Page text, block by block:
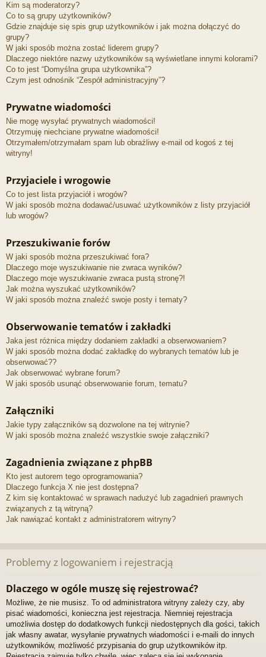
Kim są moderatorzy?
Co to są grupy użytkowników?
Gdzie znajduje się spis grup użytkowników i jak można dołączyć do
grupy?
W jaki sposób można zostać liderem grupy?
Dlaczego niektóre nazwy użytkowników są wyświetlane innymi kolorami?
Co to jest “Domyślna grupa użytkownika”?
Czym jest odnośnik “Zespół administracyjny”?
Prywatne wiadomości
Nie mogę wysyłać prywatnych wiadomości!
Otrzymuję niechciane prywatne wiadomości!
Otrzymałem/otrzymałam spam lub obraźliwy e-mail od kogoś z tej
witryny!
Przyjaciele i wrogowie
Co to jest lista przyjaciół i wrogów?
W jaki sposób można dodawać/usuwać użytkowników z listy przyjaciół
lub wrogów?
Przeszukiwanie forów
W jaki sposób można przeszukiwać fora?
Dlaczego moje wyszukiwanie nie zwraca wyników?
Dlaczego moje wyszukiwanie zwraca pustą stronę?!
Jak można wyszukać użytkowników?
W jaki sposób można znaleźć swoje posty i tematy?
Obserwowanie tematów i zakładki
Jaka jest różnica między dodaniem zakładki a obserwowaniem?
W jaki sposób można dodać zakładkę do wybranych tematów lub je
obserwować??
Jak obserwować wybrane forum?
W jaki sposób usunąć obserwowanie forum, tematu?
Załączniki
Jakie typy załączników są dozwolone na tej witrynie?
W jaki sposób można znaleźć wszystkie swoje załączniki?
Zagadnienia związane z phpBB
Kto jest autorem tego oprogramowania?
Dlaczego funkcja X nie jest dostępna?
Z kim się kontaktować w sprawach nadużyć lub zagadnień prawnych
związanych z tą witryną?
Jak nawiązać kontakt z administratorem witryny?
Problemy z logowaniem i rejestracją
Dlaczego w ogóle muszę się rejestrować?
Możliwe, że nie musisz. To od administratora witryny zależy czy, aby
pisać wiadomości, konieczna jest rejestracja. Niemniej rejestracja
umożliwia dostęp do dodatkowych funkcji niedostępnych dla gości, takich
jak własny awatar, wysyłanie prywatnych wiadomości i e-maili do innych
użytkowników, możliwość przypisania do grup użytkowników itp.